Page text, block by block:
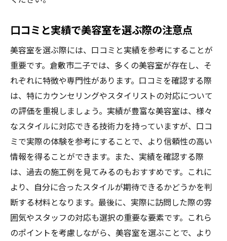
口コミと実績で美容室を選ぶ際の注意点
美容室を選ぶ際には、口コミと実績を参考にすることが
重要です。倉敷市二子では、多くの美容室が存在し、そ
れぞれに特徴や専門性があります。口コミを確認する際
は、特にカウンセリングやスタイリストの対応について
の評価を重視しましょう。実績が豊富な美容室は、様々
なスタイルに対応できる技術力を持っていますが、口コ
ミで実際の体験を参考にすることで、より信頼性の高い
情報を得ることができます。また、実績を確認する際
は、過去の施工例を見てみるのもおすすめです。これに
より、自分に合ったスタイルが期待できるかどうかを判
断する材料となります。最後に、実際に訪問した際の雰
囲気やスタッフの対応も選択の重要な要素です。これら
のポイントを考慮しながら、美容室を選ぶことで、より